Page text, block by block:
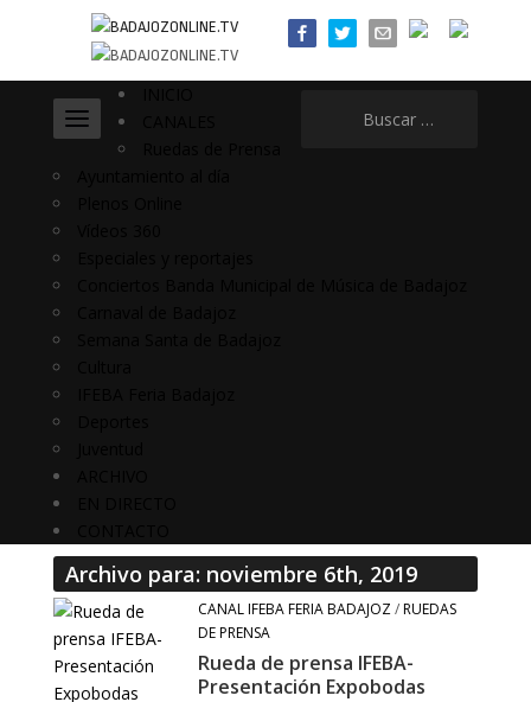
Archivo para: noviembre 6th, 2019
CANAL IFEBA FERIA BADAJOZ/RUEDAS
DE PRENSA
Rueda de prensa IFEBA-
Presentación Expobodas